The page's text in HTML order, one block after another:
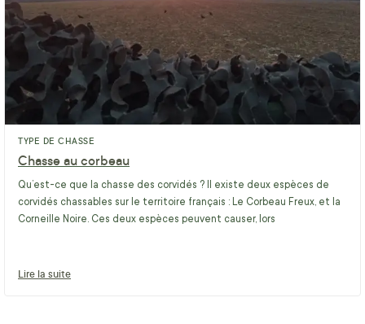
TYPE DE CHASSE
Chasse au corbeau
Qu’est-ce que la chasse des corvidés ? Il existe deux espèces de
corvidés chassables sur le territoire français : Le Corbeau Freux, et la
Corneille Noire. Ces deux espèces peuvent causer, lors
Lire la suite